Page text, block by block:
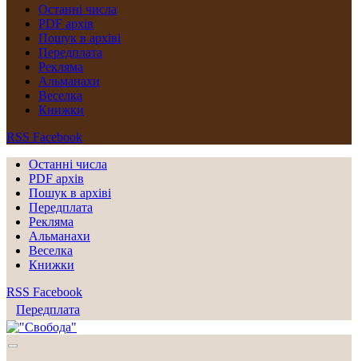
Останні числа
PDF архів
Пошук в архіві
Передплата
Рекляма
Альманахи
Веселка
Книжки
RSS Facebook
Останні числа
PDF архів
Пошук в архіві
Передплата
Рекляма
Альманахи
Веселка
Книжки
RSS Facebook
Передплата